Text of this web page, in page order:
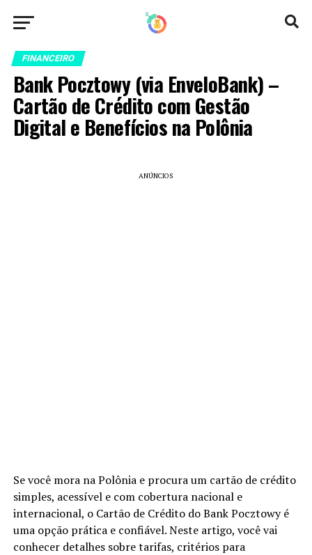
FINANCEIRO
Bank Pocztowy (via EnveloBank) –
Cartão de Crédito com Gestão
Digital e Benefícios na Polônia
ANÚNCIOS
Se você mora na Polônia e procura um cartão de crédito
simples, acessível e com cobertura nacional e
internacional, o Cartão de Crédito do Bank Pocztowy é
uma opção prática e confiável. Neste artigo, você vai
conhecer detalhes sobre tarifas, critérios para